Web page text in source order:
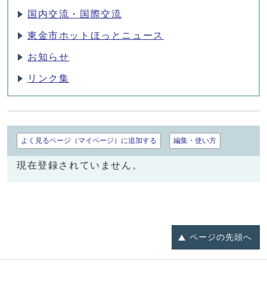
国内交流・国際交流
東金市ホットほっとニュース
お知らせ
リンク集
よく見るページ（マイページ）に追加する 編集・使い方
現在登録されていません。
ページの先頭へ